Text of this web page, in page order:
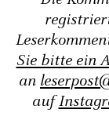
Sie bitte ein
an
auf